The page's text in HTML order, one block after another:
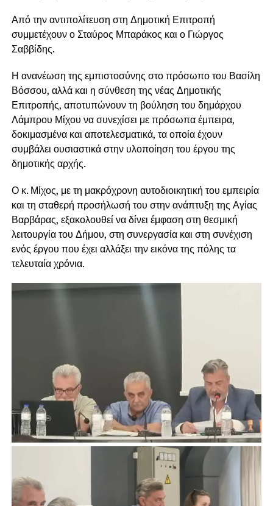
Από την αντιπολίτευση στη Δημοτική Επιτροπή
συμμετέχουν ο Σταύρος Μπαράκος και ο Γιώργος
Σαββίδης.
Η ανανέωση της εμπιστοσύνης στο πρόσωπο του Βασίλη
Βόσσου, αλλά και η σύνθεση της νέας Δημοτικής
Επιτροπής, αποτυπώνουν τη βούληση του δημάρχου
Λάμπρου Μίχου να συνεχίσει με πρόσωπα έμπειρα,
δοκιμασμένα και αποτελεσματικά, τα οποία έχουν
συμβάλει ουσιαστικά στην υλοποίηση του έργου της
δημοτικής αρχής.
Ο κ. Μίχος, με τη μακρόχρονη αυτοδιοικητική του εμπειρία
και τη σταθερή προσήλωσή του στην ανάπτυξη της Αγίας
Βαρβάρας, εξακολουθεί να δίνει έμφαση στη θεσμική
λειτουργία του Δήμου, στη συνεργασία και στη συνέχιση
ενός έργου που έχει αλλάξει την εικόνα της πόλης τα
τελευταία χρόνια.